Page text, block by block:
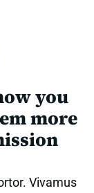
you
more
Vivamus